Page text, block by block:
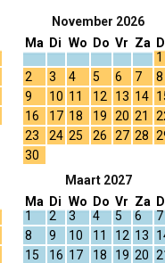
November 2026
Ma
Di Wo Do Vr Za
1
2
3 4 5 6 7
8
9
10 11 12 13 14
16
17 18 19 20 21
23
24 25 26 27 28
30
Maart 2027
Ma
1
Di
2
Wo
3
Do
4
Vr
5
Za
6
7
8
9 10 11 12 13
15
16 17 18 19 20